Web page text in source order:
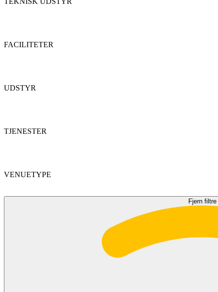
FACILITETER
UDSTYR
TJENESTER
VENUETYPE
Fjern filtre